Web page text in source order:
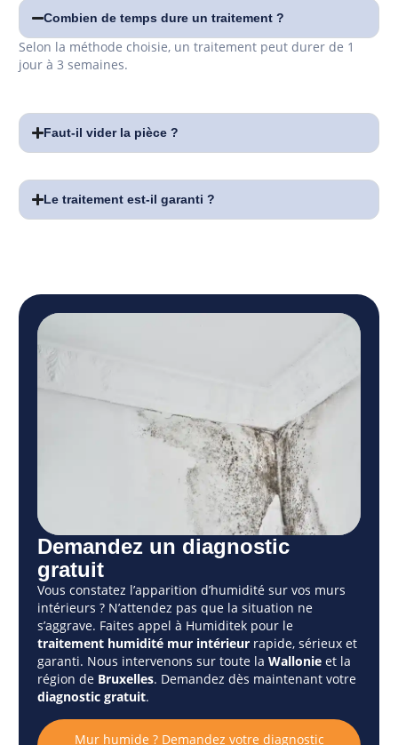
Combien de temps dure un traitement ?
Selon la méthode choisie, un traitement peut durer de 1
jour à 3 semaines.
Faut-il vider la pièce ?
Le traitement est-il garanti ?
Demandez un diagnostic
gratuit
Vous constatez l’apparition d’humidité sur vos murs
intérieurs ? N’attendez pas que la situation ne
s’aggrave. Faites appel à Humiditek pour le
traitement humidité mur intérieur rapide, sérieux et
garanti. Nous intervenons sur toute la Wallonie et la
région de Bruxelles. Demandez dès maintenant votre
diagnostic gratuit.
Mur humide ? Demandez votre diagnostic